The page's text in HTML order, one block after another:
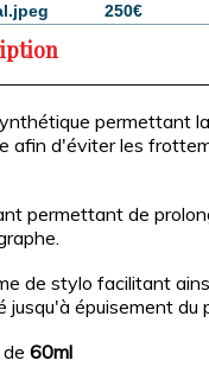
250€
permettant
afin d'éviter les
permettant de
de stylo facilitant
jusqu'à épuisement du
de60ml